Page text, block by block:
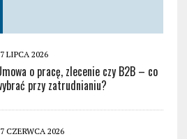
LIPCA 2026
o pracę, zlecenie czy B2B – co
przy zatrudnianiu?
CZERWCA 2026